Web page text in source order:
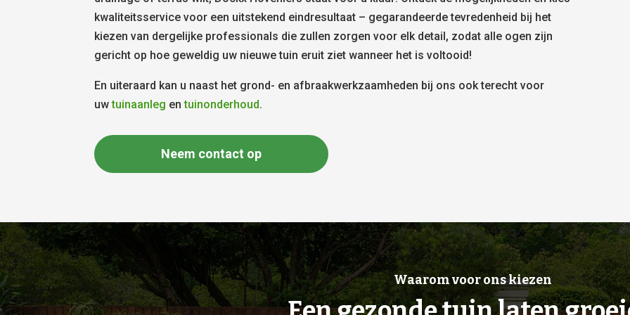
kwaliteitsservice voor een uitstekend eindresultaat – gegarandeerde tevredenheid bij het
kiezen van dergelijke professionals die zullen zorgen voor elk detail, zodat alle ogen zijn
gericht op hoe geweldig uw nieuwe tuin eruit ziet wanneer het is voltooid!
En uiteraard kan u naast het grond- en afbraakwerkzaamheden bij ons ook terecht voor
uwtuinaanleg entuinonderhoud.
Neem contact op
Waarom voor ons kiezen